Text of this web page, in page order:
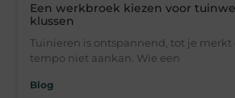
Een werkbroek kiezen voor
klussen
Tuinieren is ontspannend, tot je
tempo niet aankan. Wie een
Blog